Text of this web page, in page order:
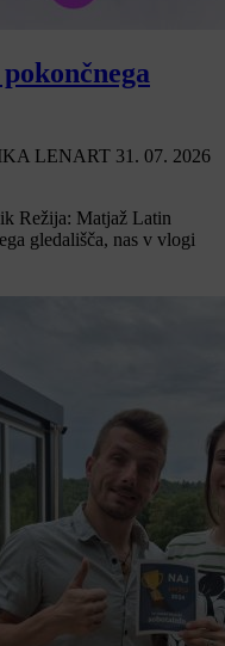
LENART 31. 07. 2026
Režija: Matjaž Latin
gledališča, nas v vlogi